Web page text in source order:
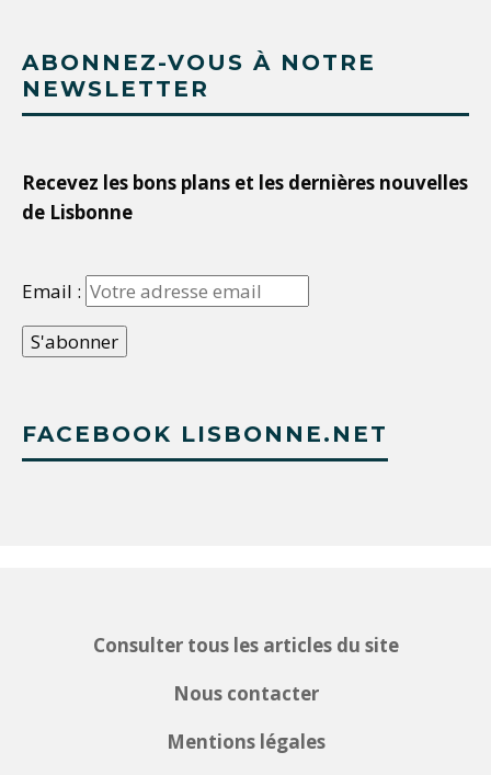
ABONNEZ-VOUS À NOTRE
NEWSLETTER
Recevez les bons plans et les dernières nouvelles
de Lisbonne
Email :
FACEBOOK LISBONNE.NET
Consulter tous les articles du site
Nous contacter
Mentions légales